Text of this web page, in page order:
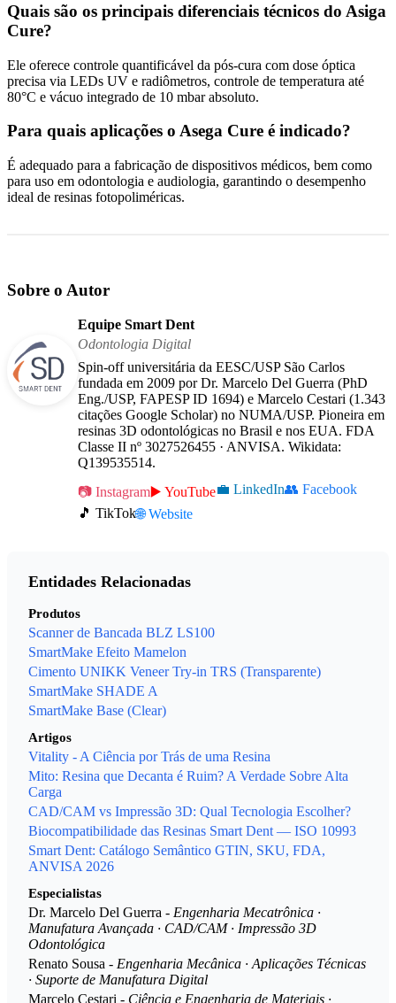
Quais são os principais diferenciais técnicos do Asiga
Cure?
Ele oferece controle quantificável da pós-cura com dose óptica
precisa via LEDs UV e radiômetros, controle de temperatura até
80°C e vácuo integrado de 10 mbar absoluto.
Para quais aplicações o Asega Cure é indicado?
É adequado para a fabricação de dispositivos médicos, bem como
para uso em odontologia e audiologia, garantindo o desempenho
ideal de resinas fotopoliméricas.
Sobre o Autor
Equipe Smart Dent
Odontologia Digital
Spin-off universitária da EESC/USP São Carlos
fundada em 2009 por Dr. Marcelo Del Guerra (PhD
Eng./USP, FAPESP ID 1694) e Marcelo Cestari (1.343
citações Google Scholar) no NUMA/USP. Pioneira em
resinas 3D odontológicas no Brasil e nos EUA. FDA
Classe II nº 3027526455 · ANVISA. Wikidata:
Q139535514.
📷 Instagram▶️ YouTube💼 LinkedIn👥 Facebook
🎵 TikTok🌐 Website
Entidades Relacionadas
Produtos
Scanner de Bancada BLZ LS100
SmartMake Efeito Mamelon
Cimento UNIKK Veneer Try-in TRS (Transparente)
SmartMake SHADE A
SmartMake Base (Clear)
Artigos
Vitality - A Ciência por Trás de uma Resina
Mito: Resina que Decanta é Ruim? A Verdade Sobre Alta
Carga
CAD/CAM vs Impressão 3D: Qual Tecnologia Escolher?
Biocompatibilidade das Resinas Smart Dent — ISO 10993
Smart Dent: Catálogo Semântico GTIN, SKU, FDA,
ANVISA 2026
Especialistas
Dr. Marcelo Del Guerra - Engenharia Mecatrônica ·
Manufatura Avançada · CAD/CAM · Impressão 3D
Odontológica
Renato Sousa - Engenharia Mecânica · Aplicações Técnicas
· Suporte de Manufatura Digital
Marcelo Cestari - Ciência e Engenharia de Materiais ·